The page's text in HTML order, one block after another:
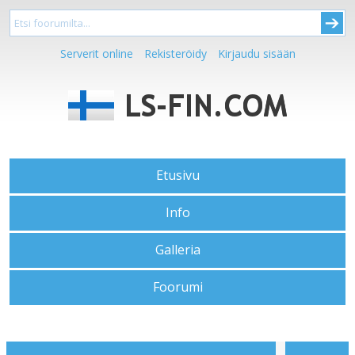
Serverit online Rekisteröidy Kirjaudu sisään
Etusivu
Info
Galleria
Foorumi